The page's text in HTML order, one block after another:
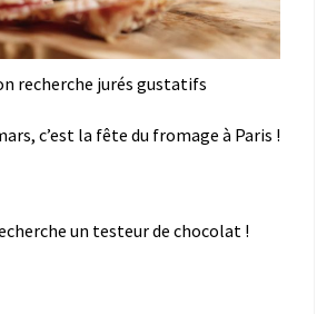
recherche jurés gustatifs
c’est la fête du fromage à Paris !
un testeur de chocolat !